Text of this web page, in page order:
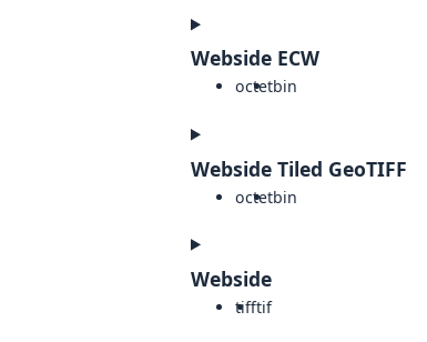
Webside ECW
octetbin
Webside Tiled GeoTIFF
octetbin
Webside
tifftif